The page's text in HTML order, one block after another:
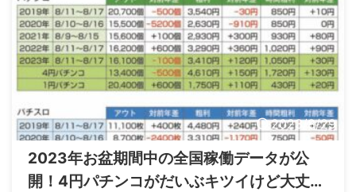
2023/8/29
2023年お盆期間中の全国稼働データが公
開！4円パチンコがだいぶキツイけど大丈夫